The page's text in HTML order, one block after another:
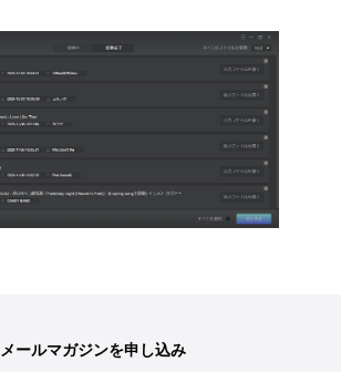
メールマガジンを申し込み